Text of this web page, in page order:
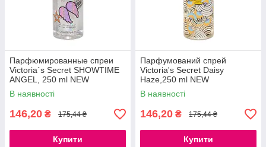
Парфюмированные спреи
Victoria`s Secret SHOWTIME
ANGEL, 250 ml NEW
В наявності
146,20 ₴ 175,44 ₴
Купити
Парфумований спрей
Victoria's Secret Daisy
Haze,250 ml NEW
В наявності
146,20 ₴ 175,44 ₴
Купити